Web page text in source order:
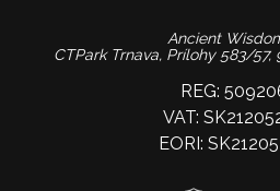
Ancient
CTPark Trnava, Prílohy 583/57,
REG:
VAT:
EORI: